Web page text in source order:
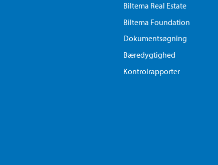
Biltema Real Estate
Biltema Foundation
Dokumentsøgning
Bæredygtighed
Kontrolrapporter